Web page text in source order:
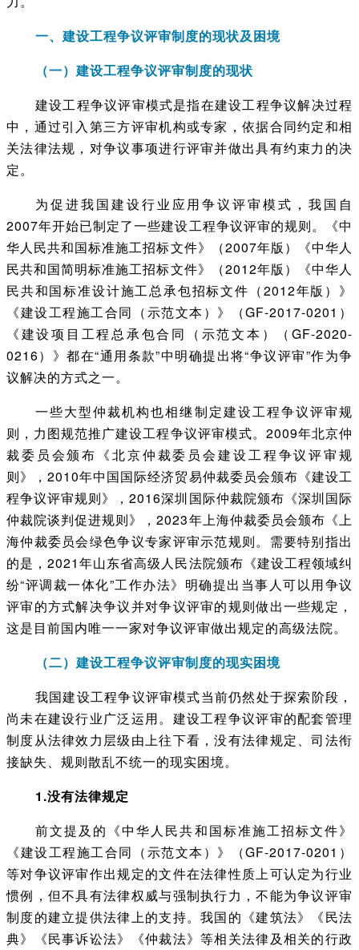
一、建设工程争议评审制度的现状及困境
（一）建设工程争议评审制度的现状
建设工程争议评审模式是指在建设工程争议解决过程
中，通过引入第三方评审机构或专家，依据合同约定和相
关法律法规，对争议事项进行评审并做出具有约束力的决
定。
为促进我国建设行业应用争议评审模式，我国自
2007年开始已制定了一些建设工程争议评审的规则。《中
华人民共和国标准施工招标文件》（2007年版）《中华人
民共和国简明标准施工招标文件》（2012年版）《中华人
民共和国标准设计施工总承包招标文件（2012年版）》
《建设工程施工合同（示范文本）》（GF-2017-0201）
《建设项目工程总承包合同（示范文本）（GF-2020-
0216）》都在“通用条款”中明确提出将“争议评审”作为争
议解决的方式之一。
一些大型仲裁机构也相继制定建设工程争议评审规
则，力图规范推广建设工程争议评审模式。2009年北京仲
裁委员会颁布《北京仲裁委员会建设工程争议评审规
则》，2010年中国国际经济贸易仲裁委员会颁布《建设工
程争议评审规则》，2016深圳国际仲裁院颁布《深圳国际
仲裁院谈判促进规则》，2023年上海仲裁委员会颁布《上
海仲裁委员会绿色争议专家评审示范规则。需要特别指出
的是，2021年山东省高级人民法院颁布《建设工程领域纠
纷“评调裁一体化”工作办法》明确提出当事人可以用争议
评审的方式解决争议并对争议评审的规则做出一些规定，
这是目前国内唯一一家对争议评审做出规定的高级法院。
（二）建设工程争议评审制度的现实困境
我国建设工程争议评审模式当前仍然处于探索阶段，
尚未在建设行业广泛运用。建设工程争议评审的配套管理
制度从法律效力层级由上往下看，没有法律规定、司法衔
接缺失、规则散乱不统一的现实困境。
1.没有法律规定
前文提及的《中华人民共和国标准施工招标文件》
《建设工程施工合同（示范文本）》（GF-2017-0201）
等对争议评审作出规定的文件在法律性质上可认定为行业
惯例，但不具有法律权威与强制执行力，不能为争议评审
制度的建立提供法律上的支持。我国的《建筑法》《民法
典》《民事诉讼法》《仲裁法》等相关法律及相关的行政